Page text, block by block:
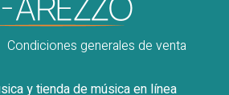
Condiciones generales de venta
y tienda de música en línea